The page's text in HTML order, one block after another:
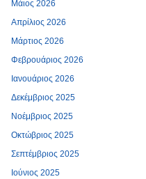
Μάιος 2026
Απρίλιος 2026
Μάρτιος 2026
Φεβρουάριος 2026
Ιανουάριος 2026
Δεκέμβριος 2025
Νοέμβριος 2025
Οκτώβριος 2025
Σεπτέμβριος 2025
Ιούνιος 2025